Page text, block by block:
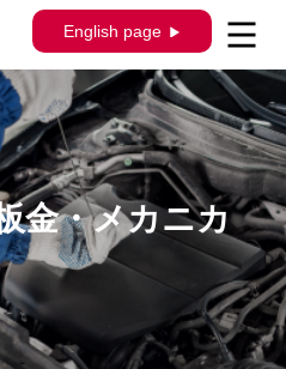
English page
金・メカニカ